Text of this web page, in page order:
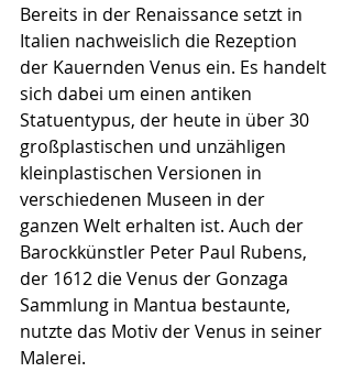
Bereits in der Renaissance setzt in
Italien nachweislich die Rezeption
der Kauernden Venus ein. Es handelt
sich dabei um einen antiken
Statuentypus, der heute in über 30
großplastischen und unzähligen
kleinplastischen Versionen in
verschiedenen Museen in der
ganzen Welt erhalten ist. Auch der
Barockkünstler Peter Paul Rubens,
der 1612 die Venus der Gonzaga
Sammlung in Mantua bestaunte,
nutzte das Motiv der Venus in seiner
Malerei.